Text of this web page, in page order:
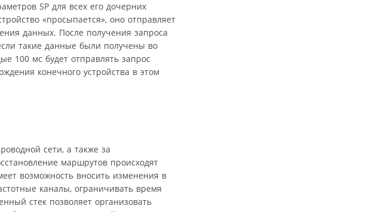
SP для всех его дочерних
«просыпается», оно отправляет
данных. После получения запроса
такие данные были получены во
100 мс будет отправлять запрос
конечного устройства в этом
сети, а также за
маршрутов происходят
возможность вносить изменения в
каналы, ограничивать время
стек позволяет организовать